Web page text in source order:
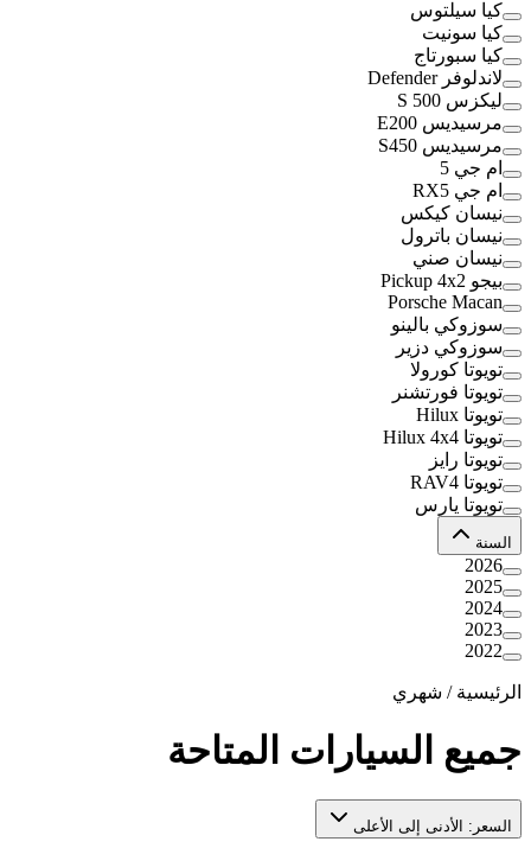
كيا سيلتوس
كيا سونيت
كيا سبورتاج
لاندلوفر Defender
ليكزس S 500
مرسيديس E200
مرسيديس S450
ام جي 5
ام جي RX5
نيسان كيكس
نيسان باترول
نيسان صني
بيجو Pickup 4x2
Porsche Macan
سوزوكي بالينو
سوزوكي دزير
تويوتا كورولا
تويوتا فورتشنر
تويوتا Hilux
تويوتا Hilux 4x4
تويوتا رايز
تويوتا RAV4
تويوتا يارس
السنة
2026
2025
2024
2023
2022
الرئيسية / شهري
جميع السيارات المتاحة
السعر: الأدنى إلى الأعلى